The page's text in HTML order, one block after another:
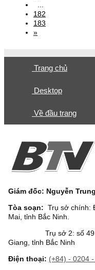
182
183
»
Trang chủ
Desktop
Về đầu trang
Giám đốc: Nguyễn
Tòa soạn: Trụ sở chính:
Mai, tỉnh Bắc Ninh.
Trụ sở 2: số 49
Giang, tỉnh Bắc Ninh
Điện thoại: (+84) - 0204